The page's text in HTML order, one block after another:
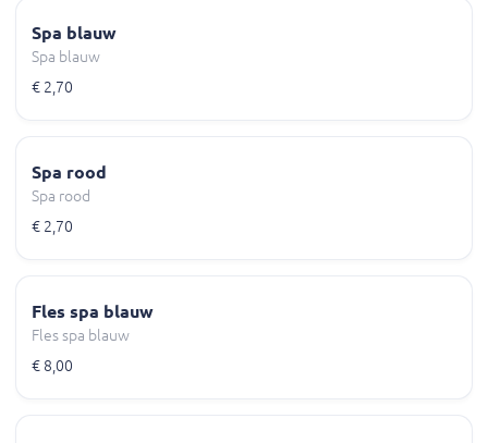
Spa blauw
Spa blauw
€ 2,70
Spa rood
Spa rood
€ 2,70
Fles spa blauw
Fles spa blauw
€ 8,00